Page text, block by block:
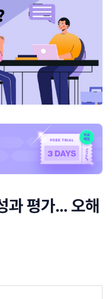
과 평가… 오해